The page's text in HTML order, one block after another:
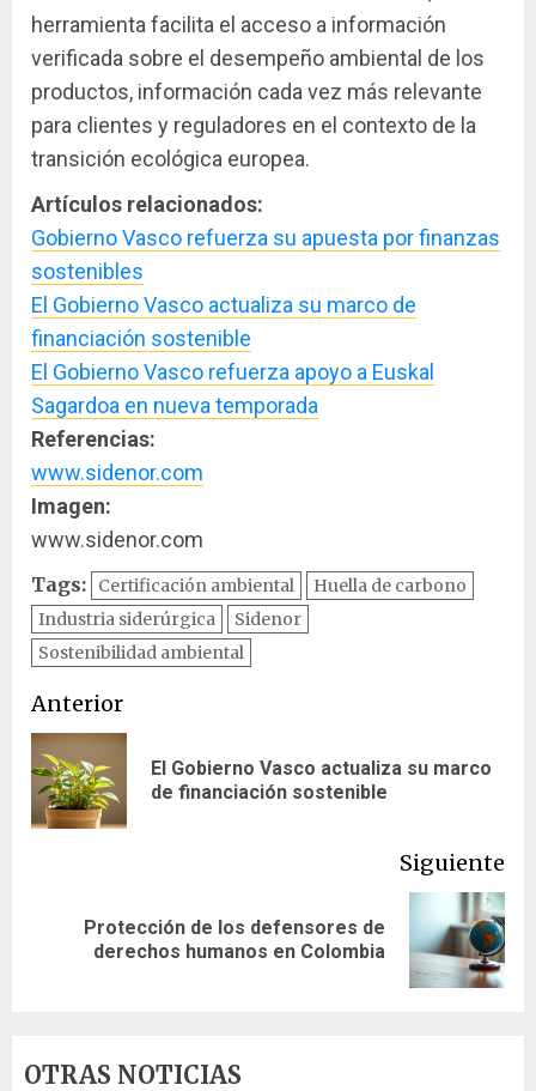
herramienta facilita el acceso a información
verificada sobre el desempeño ambiental de los
productos, información cada vez más relevante
para clientes y reguladores en el contexto de la
transición ecológica europea.
Artículos relacionados:
Gobierno Vasco refuerza su apuesta por finanzas
sostenibles
El Gobierno Vasco actualiza su marco de
financiación sostenible
El Gobierno Vasco refuerza apoyo a Euskal
Sagardoa en nueva temporada
Referencias:
www.sidenor.com
Imagen:
www.sidenor.com
Tags: Certificación ambiental
Huella de carbono
Industria siderúrgica
Sidenor
Sostenibilidad ambiental
Navegación
de
entradas
Anterior
El Gobierno Vasco actualiza su marco
de financiación sostenible
Siguiente
Siguiente
entrada:
Protección de los defensores de
derechos humanos en Colombia
OTRAS NOTICIAS